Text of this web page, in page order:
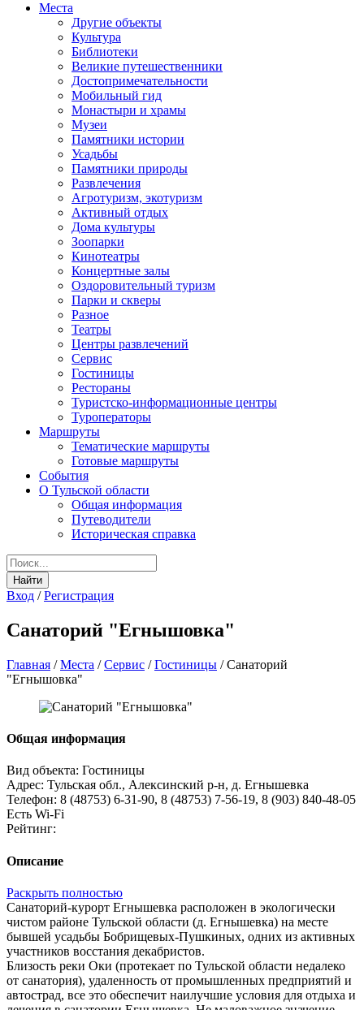
Места
Другие объекты
Культура
Библиотеки
Великие путешественники
Достопримечательности
Мобильный гид
Монастыри и храмы
Музеи
Памятники истории
Усадьбы
Памятники природы
Развлечения
Агротуризм, экотуризм
Активный отдых
Дома культуры
Зоопарки
Кинотеатры
Концертные залы
Оздоровительный туризм
Парки и скверы
Разное
Театры
Центры развлечений
Сервис
Гостиницы
Рестораны
Туристско-информационные центры
Туроператоры
Маршруты
Тематические маршруты
Готовые маршруты
События
О Тульской области
Общая информация
Путеводители
Историческая справка
Вход /Регистрация
Санаторий "Егнышовка"
Главная /Места /Сервис /Гостиницы /Санаторий
"Егнышовка"
Общая информация
Вид объекта: Гостиницы
Адрес: Тульская обл., Алексинский р-н, д. Егнышевка
Телефон: 8 (48753) 6-31-90, 8 (48753) 7-56-19, 8 (903) 840-48-05
Есть Wi-Fi
Рейтинг:
Описание
Раскрыть полностью
Санаторий-курорт Егнышевка расположен в экологически
чистом районе Тульской области (д. Егнышевка) на месте
бывшей усадьбы Бобрищевых-Пушкиных, одних из активных
участников восстания декабристов.
Близость реки Оки (протекает по Тульской области недалеко
от санатория), удаленность от промышленных предприятий и
автострад, все это обеспечит наилучшие условия для отдыха и